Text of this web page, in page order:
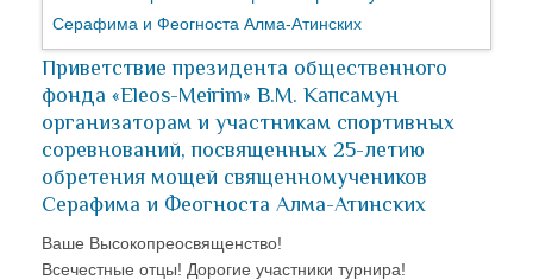
Приветствие президента общественного
фонда «Eleos-Meirim» В.М. Капсамун
организаторам и участникам спортивных
соревнований, посвященных 25-летию
обретения мощей священномучеников
Серафима и Феогноста Алма-Атинских
Ваше Высокопреосвященство!
Всечестные отцы! Дорогие участники турнира!